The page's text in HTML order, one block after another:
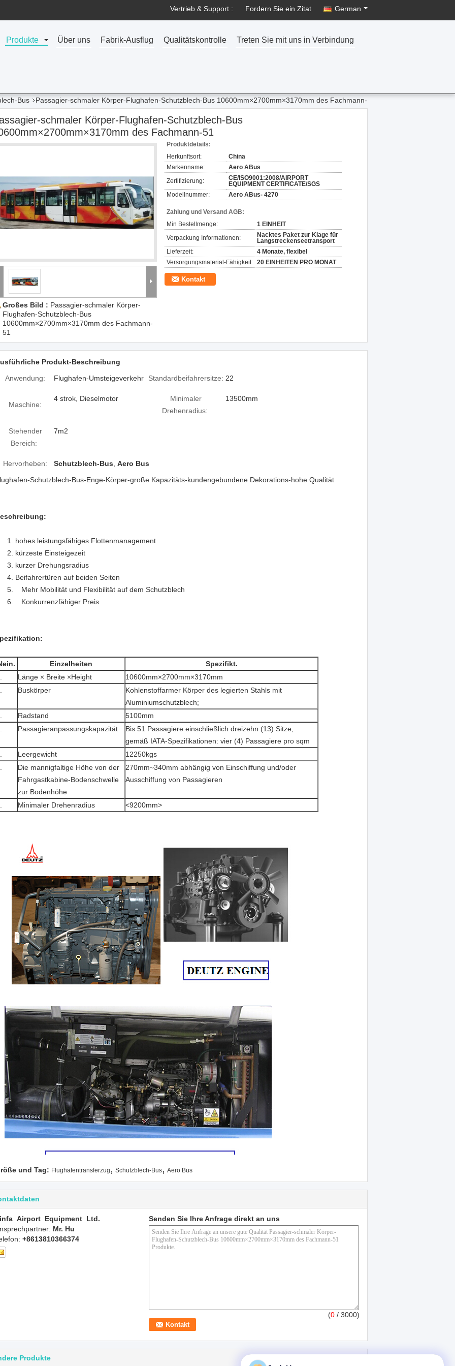
Vertrieb & Support : Fordern Sie ein Zitat German
Produkte Über uns Fabrik-Ausflug Qualitätskontrolle Treten Sie mit uns in Verbindung
Bus
Passagier-schmaler Körper-Flughafen-Schutzblech-Bus 10600mm×2700mm×3170mm des Fachmann-
schmaler Körper-Flughafen-Schutzblech-Bus
des Fachmann-51
Großes Bild : Passagier-schmaler Körper-
Flughafen-Schutzblech-Bus
10600mm×2700mm×3170mm des Fachmann-
51
Produktdetails:
Herkunftsort:
China
Markenname:
Aero ABus
Zertifizierung:
CE/ISO9001:2008/AIRPORT
EQUIPMENT CERTIFICATE/SGS
Modellnummer:
Aero ABus- 4270
Zahlung und Versand AGB:
Min Bestellmenge:
1 EINHEIT
Verpackung Informationen:
Nacktes Paket zur Klage für
Langstreckenseetransport
Lieferzeit:
4 Monate, flexibel
Versorgungsmaterial-Fähigkeit: 20 EINHEITEN PRO MONAT
Kontakt
Produkt-Beschreibung
Anwendung:
Flughafen-Umsteigeverkehr Standardbeifahrersitze: 22
Maschine:
4 strok, Dieselmotor
Minimaler
Drehenradius:
13500mm
Stehender
Bereich:
7m2
Hervorheben: Schutzblech-Bus Aero Bus
Schutzblech-Bus-Enge-Körper-große Kapazitäts-kundengebundene Dekorations-hohe Qualität
1. hohes leistungsfähiges Flottenmanagement
2. kürzeste Einsteigezeit
3. kurzer Drehungsradius
4. Beifahrertüren auf beiden Seiten
5. Mehr Mobilität und Flexibilität auf dem Schutzblech
6. Konkurrenzfähiger Preis
Einzelheiten
Spezifikt.
Länge × Breite ×Height
10600mm×2700mm×3170mm
Buskörper
Kohlenstoffarmer Körper des legierten Stahls mit
Aluminiumschutzblech;
Radstand
5100mm
Passagieranpassungskapazität
Bis 51 Passagiere einschließlich dreizehn (13) Sitze,
gemäß IATA-Spezifikationen: vier (4) Passagiere pro sqm
Leergewicht
12250kgs
Die mannigfaltige Höhe von der
Fahrgastkabine-Bodenschwelle
zur Bodenhöhe
270mm~340mm abhängig von Einschiffung und/oder
Ausschiffung von Passagieren
Minimaler Drehenradius <9200mm>
und Tag: Flughafentransferzug , Schutzblech-Bus, Aero Bus
Airport Equipment Ltd.
Mr. Hu
+8613810366374
Senden Sie Ihre Anfrage direkt an uns
(0 / 3000)
Produkte